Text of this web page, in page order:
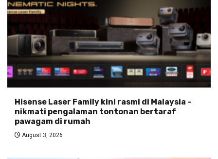
Hisense Laser Family kini rasmi di Malaysia –
nikmati pengalaman tontonan bertaraf
pawagam di rumah
August 3, 2026